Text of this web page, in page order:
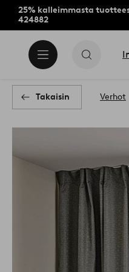
25% kalleimmasta
424882
Takaisin Verhot